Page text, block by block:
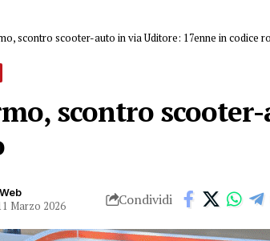
scontro scooter-auto in via Uditore: 17enne in codice
scontro
Marzo 2026 Condividi